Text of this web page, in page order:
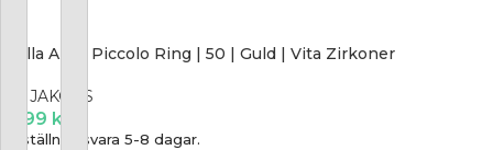
Biella Altro Piccolo Ring | 50 | Guld | Vita Zirkoner
SIF JAKOBS
1 299 kr
Beställningsvara 5-8 dagar.